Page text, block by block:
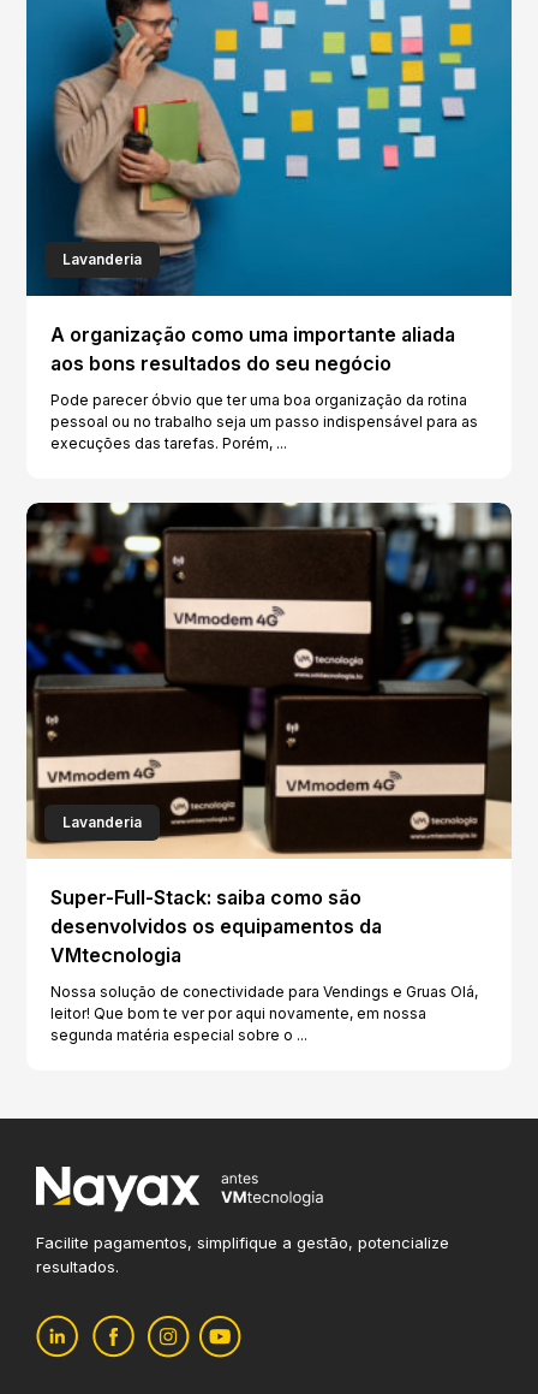
Lavanderia
A organização como uma importante aliada
aos bons resultados do seu negócio
Pode parecer óbvio que ter uma boa organização da rotina
pessoal ou no trabalho seja um passo indispensável para as
execuções das tarefas. Porém, ...
Lavanderia
Super-Full-Stack: saiba como são
desenvolvidos os equipamentos da
VMtecnologia
Nossa solução de conectividade para Vendings e Gruas Olá,
leitor! Que bom te ver por aqui novamente, em nossa
segunda matéria especial sobre o ...
Facilite pagamentos, simplifique a gestão, potencialize
resultados.